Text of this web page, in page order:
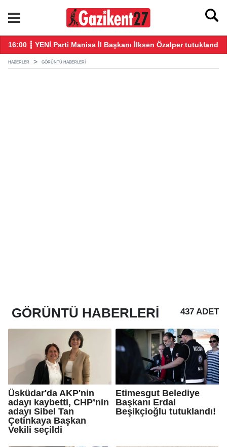
fazla taşımamalı
16:00 ┋ YENİ Parti Manisa İl Başkanı İlksen Özalper tutuklandı
HABERLER GÖRÜNTÜ HABERLERI
GÖRÜNTÜ HABERLERI 437 ADET
Üsküdar'da AKP'nin
adayı kaybetti, CHP’nin
adayı Sibel Tan
Çetinkaya Başkan
Vekili seçildi
Etimesgut Belediye
Başkanı Erdal
Beşikçioğlu tutuklandı!